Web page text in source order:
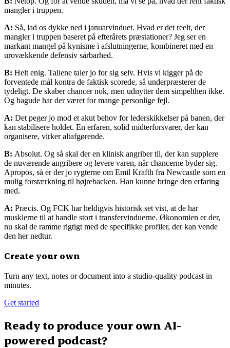
mangler i truppen.
A: Så, lad os dykke ned i januarvinduet. Hvad er det reelt, der
mangler i truppen baseret på efterårets præstationer? Jeg ser en
markant mangel på kynisme i afslutningerne, kombineret med en
urovækkende defensiv sårbarhed.
B: Helt enig. Tallene taler jo for sig selv. Hvis vi kigger på de
forventede mål kontra de faktisk scorede, så underpræsterer de
tydeligt. De skaber chancer nok, men udnytter dem simpelthen ikke.
Og bagude har der været for mange personlige fejl.
A: Det peger jo mod et akut behov for lederskikkelser på banen, der
kan stabilisere holdet. En erfaren, solid midterforsvarer, der kan
organisere, virker altafgørende.
B: Absolut. Og så skal der en klinisk angriber til, der kan supplere
de nuværende angribere og levere varen, når chancerne byder sig.
Apropos, så er der jo rygterne om Emil Krafth fra Newcastle som en
mulig forstærkning til højrebacken. Han kunne bringe den erfaring
med.
A: Præcis. Og FCK har heldigvis historisk set vist, at de har
musklerne til at handle stort i transfervinduerne. Økonomien er der,
nu skal de ramme rigtigt med de specifikke profiler, der kan vende
den her nedtur.
Create your own
Turn any text, notes or document into a studio-quality podcast in
minutes.
Get started
Ready to produce your own AI-
powered podcast?